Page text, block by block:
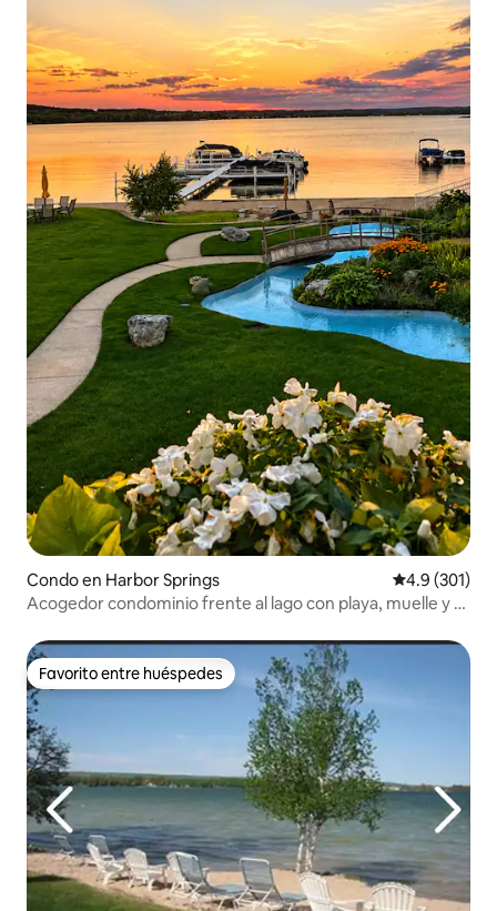
Condo en Harbor Springs Calificación
4.9 (301)
Acogedor condominio frente al lago con playa, muelle y 2
Favorito entre huéspedes
Favorito entre huéspedes